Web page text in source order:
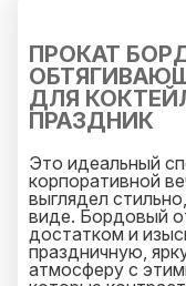
ПРОКАТ
ДЛЯ
ПРАЗДНИК
Это идеальный
корпоративной
выглядел
виде. Бордовый
достатком и
праздничную,
атмосферу с